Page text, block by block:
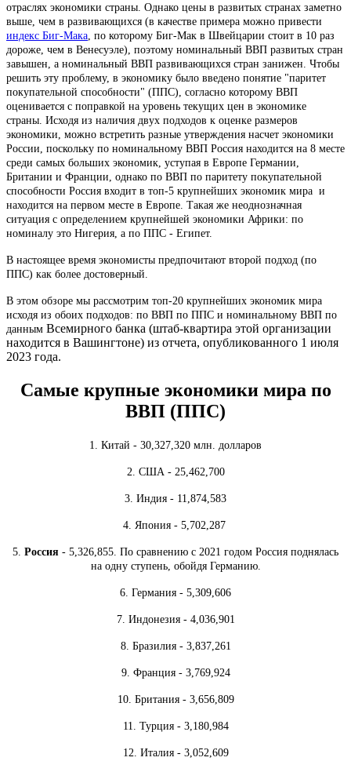
отраслях экономики страны. Однако цены в развитых странах заметно
выше, чем в развивающихся (в качестве примера можно привести
индекс Биг-Мака , по которому Биг-Мак в Швейцарии стоит в 10 раз
дороже, чем в Венесуэле), поэтому номинальный ВВП развитых стран
завышен, а номинальный ВВП развивающихся стран занижен. Чтобы
решить эту проблему, в экономику было введено понятие "паритет
покупательной способности" (ППС), согласно которому ВВП
оценивается с поправкой на уровень текущих цен в экономике
страны. Исходя из наличия двух подходов к оценке размеров
экономики, можно встретить разные утверждения насчет экономики
России, поскольку по номинальному ВВП Россия находится на 8 месте
среди самых больших экономик, уступая в Европе Германии,
Британии и Франции, однако по ВВП по паритету покупательной
способности Россия входит в топ-5 крупнейших экономик мира и
находится на первом месте в Европе. Такая же неоднозначная
ситуация с определением крупнейшей экономики Африки: по
номиналу это Нигерия, а по ППС - Египет.
В настоящее время экономисты предпочитают второй подход (по
ППС) как более достоверный.
В этом обзоре мы рассмотрим топ-20 крупнейших экономик мира
исходя из обоих подходов: по ВВП по ППС и номинальному ВВП по
данным Всемирного банка (штаб-квартира этой организации
находится в Вашингтоне) из отчета, опубликованного 1 июля
2023 года.
Самые крупные экономики мира по
ВВП (ППС)
1. Китай - 30,327,320 млн. долларов
2. США - 25,462,700
3. Индия - 11,874,583
4. Япония - 5,702,287
5. Россия - 5,326,855. По сравнению с 2021 годом Россия поднялась
на одну ступень, обойдя Германию.
6. Германия - 5,309,606
7. Индонезия - 4,036,901
8. Бразилия - 3,837,261
9. Франция - 3,769,924
10. Британия - 3,656,809
11. Турция - 3,180,984
12. Италия - 3,052,609